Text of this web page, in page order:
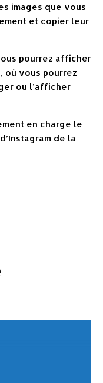
images que vous
et copier leur
pourrez afficher
où vous pourrez
ou l’afficher
en charge le
de la